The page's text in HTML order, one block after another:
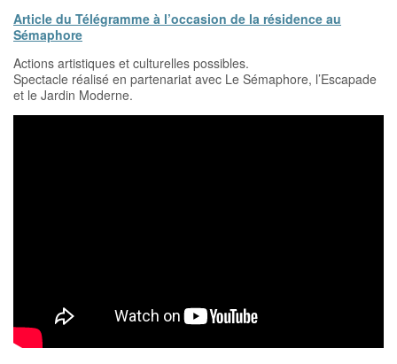
Article du Télégramme à l’occasion de la résidence au
Sémaphore
Actions artistiques et culturelles possibles.
Spectacle réalisé en partenariat avec Le Sémaphore, l’Escapade
et le Jardin Moderne.